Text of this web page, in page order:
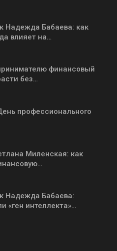
Надежда Бабаева: как
влияет на…
финансовый
без…
профессионального
Миленская: как
Надежда Бабаева:
«ген интеллекта»…